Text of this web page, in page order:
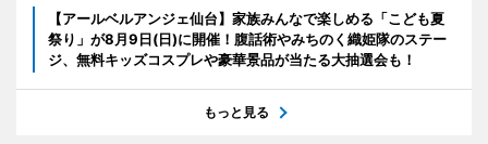
【アールベルアンジェ仙台】家族みんなで楽しめる「こども夏
祭り」が8月9日(日)に開催！腹話術やみちのく織姫隊のステー
ジ、無料キッズコスプレや豪華景品が当たる大抽選会も！
もっと見る